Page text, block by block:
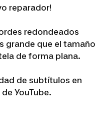
reparador!
redondeados
grande que el tamaño
de forma plana.
de subtítulos en
YouTube.